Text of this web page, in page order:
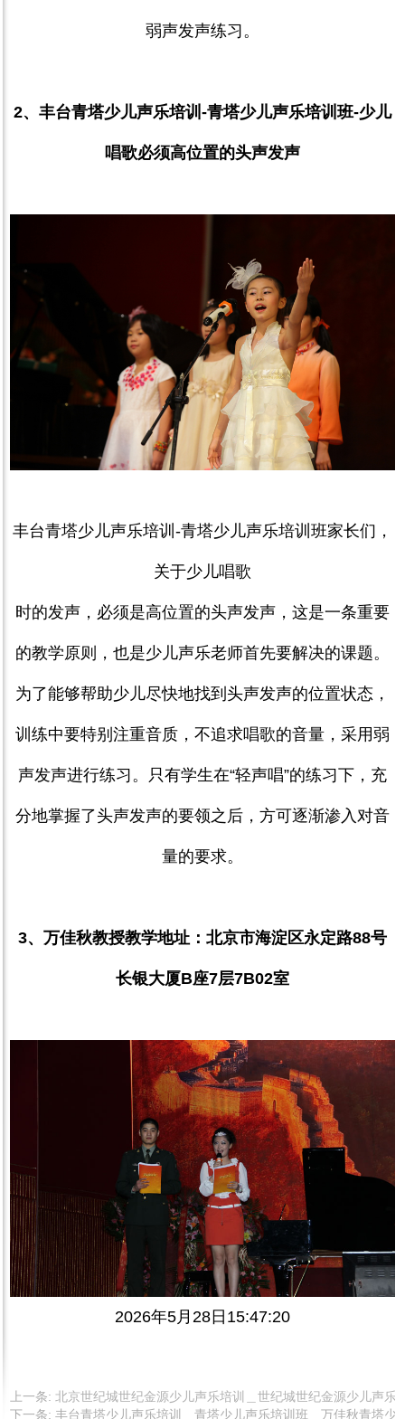
弱声发声练习。
2、丰台青塔少儿声乐培训 -青塔少儿声乐培训班-少儿
唱歌必须高位置的头声发声
丰台青塔少儿声乐培训 -青塔少儿声乐培训班家长们，
关于少儿唱歌
时的发声，必须是高位置的头声发声，这是一条重要
的教学原则，也是少儿声乐老师首先要解决的课题。
为了能够帮助少儿尽快地找到头声发声的位置状态，
训练中要特别注重音质，不追求唱歌的音量，采用弱
声发声进行练习。只有学生在“轻声唱”的练习下，充
分地掌握了头声发声的要领之后，方可逐渐渗入对音
量的要求。
3、万佳秋教授教学地址：北京市海淀区永定路88号
长银大厦B座7层7B02室
2026年5 月 28日 15:47:20
上一条: 北京世纪城世纪金源少儿声乐培训＿世纪城世纪金源少儿声乐培训
下一条:丰台青塔少儿声乐培训＿青塔少儿声乐培训班＿万佳秋青塔少